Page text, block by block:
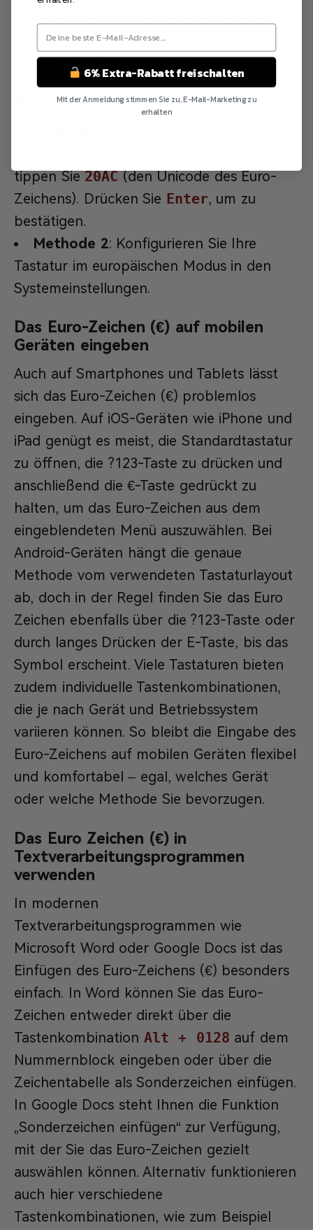
den Code ein, während Sie die
TasteAltgedrückt halten.
Auf Linux
tippen Sie20AC(den Unicode des Euro-
Zeichens). Drücken Sie Enter, um zu
bestätigen.
Methode 2: Konfigurieren Sie Ihre
Tastatur im europäischen Modus in den
Systemeinstellungen.
Das Euro-Zeichen (€) auf mobilen
Geräten eingeben
Auch auf Smartphones und Tablets lässt
sich das Euro-Zeichen (€) problemlos
eingeben. Auf iOS-Geräten wie iPhone und
iPad genügt es meist, die Standardtastatur
zu öffnen, die ?123-Taste zu drücken und
anschließend die €-Taste gedrückt zu
halten, um das Euro-Zeichen aus dem
eingeblendeten Menü auszuwählen. Bei
Android-Geräten hängt die genaue
Methode vom verwendeten Tastaturlayout
ab, doch in der Regel finden Sie das Euro
Zeichen ebenfalls über die ?123-Taste oder
durch langes Drücken der E-Taste, bis das
Symbol erscheint. Viele Tastaturen bieten
zudem individuelle Tastenkombinationen,
die je nach Gerät und Betriebssystem
variieren können. So bleibt die Eingabe des
Euro-Zeichens auf mobilen Geräten flexibel
und komfortabel – egal, welches Gerät
oder welche Methode Sie bevorzugen.
Das Euro Zeichen (€) in
Textverarbeitungsprogrammen
verwenden
In modernen
Textverarbeitungsprogrammen wie
Microsoft Word oder Google Docs ist das
Einfügen des Euro-Zeichens (€) besonders
einfach. In Word können Sie das Euro-
Zeichen entweder direkt über die
Tastenkombination Alt + 0128 auf dem
Nummernblock eingeben oder über die
Zeichentabelle als Sonderzeichen einfügen.
In Google Docs steht Ihnen die Funktion
„Sonderzeichen einfügen“ zur Verfügung,
mit der Sie das Euro-Zeichen gezielt
auswählen können. Alternativ funktionieren
auch hier verschiedene
Tastenkombinationen, wie zum Beispiel
6% Extra-Rabatt freischalten
Mit der Anmeldung stimmen Sie zu, E-Mail-Marketing zu
erhalten